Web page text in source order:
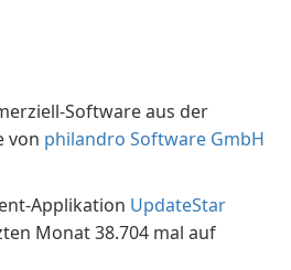
Software aus der
von philandro Software GmbH
Applikation UpdateStar
Monat 38.704 mal auf